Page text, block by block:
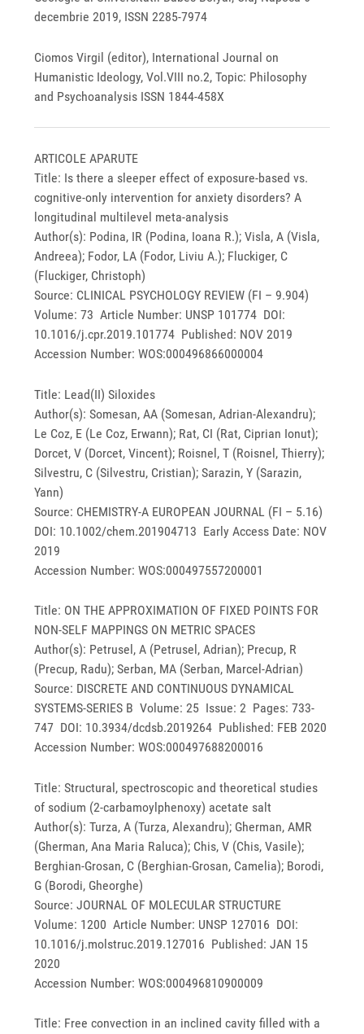
decembrie 2019, ISSN 2285-7974
Ciomos Virgil (editor), International Journal on
Humanistic Ideology, Vol.VIII no.2, Topic: Philosophy
and Psychoanalysis ISSN 1844-458X
ARTICOLE APARUTE
Title: Is there a sleeper effect of exposure-based vs.
cognitive-only intervention for anxiety disorders? A
longitudinal multilevel meta-analysis
Author(s): Podina, IR (Podina, Ioana R.); Visla, A (Visla,
Andreea); Fodor, LA (Fodor, Liviu A.); Fluckiger, C
(Fluckiger, Christoph)
Source: CLINICAL PSYCHOLOGY REVIEW (FI – 9.904)
Volume: 73 Article Number: UNSP 101774 DOI:
10.1016/j.cpr.2019.101774 Published: NOV 2019
Accession Number: WOS:000496866000004
Title: Lead(II) Siloxides
Author(s): Somesan, AA (Somesan, Adrian-Alexandru);
Le Coz, E (Le Coz, Erwann); Rat, CI (Rat, Ciprian Ionut);
Dorcet, V (Dorcet, Vincent); Roisnel, T (Roisnel, Thierry);
Silvestru, C (Silvestru, Cristian); Sarazin, Y (Sarazin,
Yann)
Source: CHEMISTRY-A EUROPEAN JOURNAL (FI – 5.16)
DOI: 10.1002/chem.201904713 Early Access Date: NOV
2019
Accession Number: WOS:000497557200001
Title: ON THE APPROXIMATION OF FIXED POINTS FOR
NON-SELF MAPPINGS ON METRIC SPACES
Author(s): Petrusel, A (Petrusel, Adrian); Precup, R
(Precup, Radu); Serban, MA (Serban, Marcel-Adrian)
Source: DISCRETE AND CONTINUOUS DYNAMICAL
SYSTEMS-SERIES B Volume: 25 Issue: 2 Pages: 733-
747 DOI: 10.3934/dcdsb.2019264 Published: FEB 2020
Accession Number: WOS:000497688200016
Title: Structural, spectroscopic and theoretical studies
of sodium (2-carbamoylphenoxy) acetate salt
Author(s): Turza, A (Turza, Alexandru); Gherman, AMR
(Gherman, Ana Maria Raluca); Chis, V (Chis, Vasile);
Berghian-Grosan, C (Berghian-Grosan, Camelia); Borodi,
G (Borodi, Gheorghe)
Source: JOURNAL OF MOLECULAR STRUCTURE
Volume: 1200 Article Number: UNSP 127016 DOI:
10.1016/j.molstruc.2019.127016 Published: JAN 15
2020
Accession Number: WOS:000496810900009
Title: Free convection in an inclined cavity filled with a